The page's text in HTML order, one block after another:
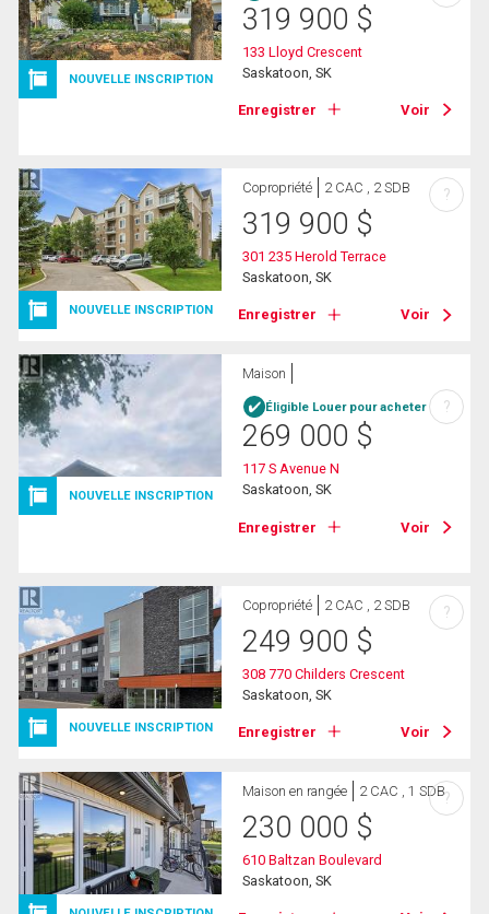
NOUVELLE INSCRIPTION
319 900 $
133 Lloyd Crescent
Saskatoon, SK
Enregistrer Voir
NOUVELLE INSCRIPTION
Copropriété 2 CAC , 2 SDB
319 900 $
301 235 Herold Terrace
Saskatoon, SK
Enregistrer Voir
?
NOUVELLE INSCRIPTION
Maison
Éligible Louer pour acheter
269 000 $
117 S Avenue N
Saskatoon, SK
Enregistrer Voir
?
NOUVELLE INSCRIPTION
Copropriété 2 CAC , 2 SDB
249 900 $
308 770 Childers Crescent
Saskatoon, SK
Enregistrer Voir
?
Maison en rangée 2 CAC , 1 SDB
230 000 $
610 Baltzan Boulevard
Saskatoon, SK
?